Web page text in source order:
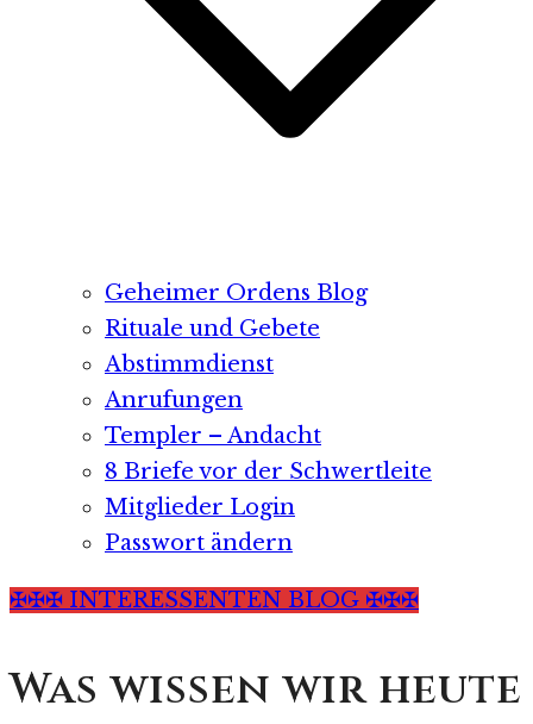
Geheimer Ordens Blog
Rituale und Gebete
Abstimmdienst
Anrufungen
Templer – Andacht
8 Briefe vor der Schwertleite
Mitglieder Login
Passwort ändern
✠✠✠ INTERESSENTEN BLOG ✠✠✠
Was wissen wir heute